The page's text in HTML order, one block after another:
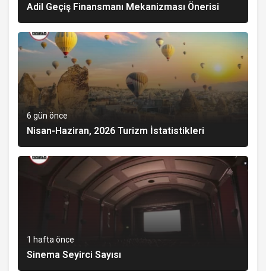
Adil Geçiş Finansmanı Mekanizması Önerisi
6 gün önce
Nisan-Haziran, 2026 Turizm İstatistikleri
1 hafta önce
Sinema Seyirci Sayısı